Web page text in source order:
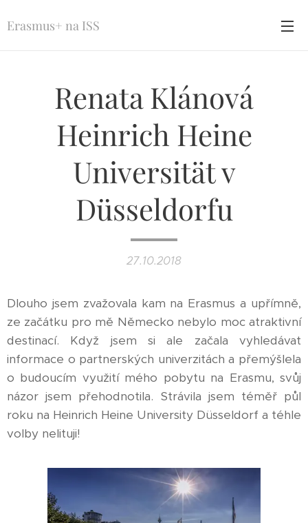
Erasmus+ na ISS
Renata Klánová
Heinrich Heine
Universität v
Düsseldorfu
27.10.2018
Dlouho jsem zvažovala kam na Erasmus a upřímně,
ze začátku pro mě Německo nebylo moc atraktivní
destinací. Když jsem si ale začala vyhledávat
informace o partnerských univerzitách a přemýšlela
o budoucím využití mého pobytu na Erasmu, svůj
názor jsem přehodnotila. Strávila jsem téměř půl
roku na Heinrich Heine University Düsseldorf a téhle
volby nelituji!